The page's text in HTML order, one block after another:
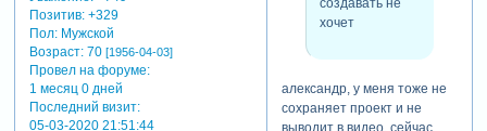
кроме того, предлагаю
бесплатно скачать для
программу explaindio video
creator версии 3.032
Зарегистрируйтесь, чтобы
увидеть ссылки
Позитив: +329
Пол:Мужской
Возраст:70 [1956-04-03]
Провел на форуме:
1 месяц 0 дней
Последний визит:
05-03-2020 21:51:44
создавать не
хочет
александр, у меня тоже не
сохраняет проект и не
выводит в видео. сейчас